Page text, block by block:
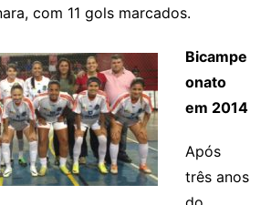
com 11 gols marcados.
Bicampe
onato
em 2014
Após
três anos